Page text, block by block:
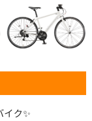
イク✨